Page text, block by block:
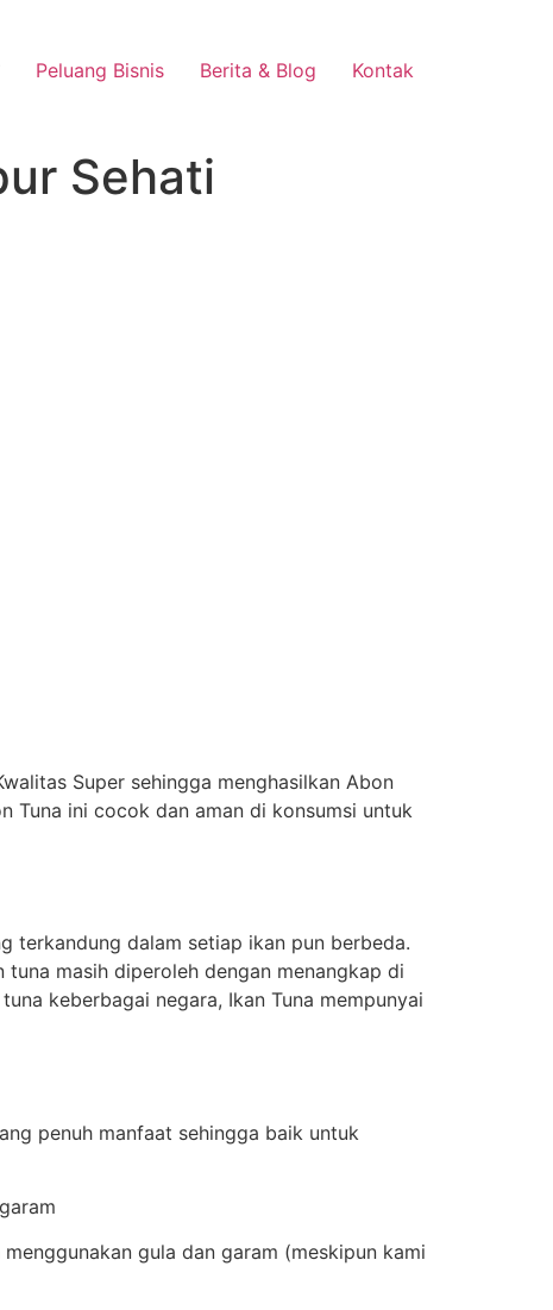
Peluang Bisnis Berita & Blog Kontak
Sehati
Super sehingga menghasilkan Abon
Tuna ini cocok dan aman di konsumsi untuk
terkandung dalam setiap ikan pun berbeda.
masih diperoleh dengan menangkap di
keberbagai negara, Ikan Tuna mempunyai
penuh manfaat sehingga baik untuk
gula dan garam (meskipun kami